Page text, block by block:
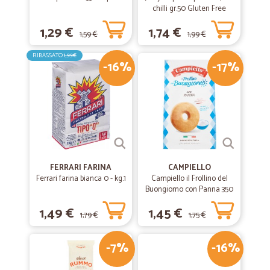
1,29 € 1,59 €
chilli gr.50 Gluten Free
1,74 € 1,99 €
-16%
RIBASSATO1,99€
FERRARI FARINA
Ferrari farina bianca 0 - kg.1
1,49 € 1,79 €
-17%
CAMPIELLO
Campiello il Frollino del
Buongiorno con Panna 350
1,45 € 1,75 €
-7% -16%